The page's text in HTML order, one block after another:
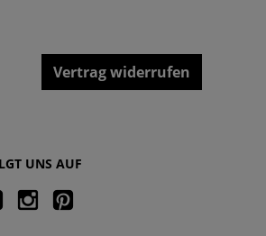
Vertrag widerrufen
UNS AUF